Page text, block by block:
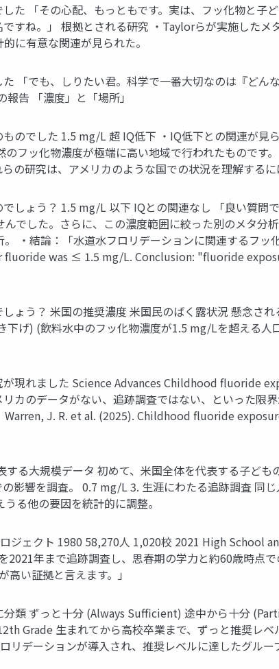
た 「その心配、もっともです。実は、フッ化物と子
すね。」 根拠とされる研究 ・Taylorらが実施したメ
に有意な関連が見られた。
「でも、しりたい君。科学で一番大切なのは『どん
告 「濃度」と「場所」
のでした 1.5 mg/L 超 IQ低下 ・IQ低下との関連が
フッ化物濃度が極端に高い地域で行われたもので
研究は、アメリカのような国での状況を理解するに
しょう？ 1.5 mg/L 以下 IQとの関連なし 「良い質問
でした。さらに、この濃度範囲に絞った別のメタ分
・結論：「水道水フロリデーションに関連するフッ
fluoride was ≤ 1.5 mg/L. Conclusion: "fluoride
ょう？ 米国の推奨濃度 米国民のばく露状況 懸念さ
げ) (飲料水中のフッ化物濃度が1.5 mg/Lを超える人
が現れました Science Advances Childhood fluoride
カのデータがない、追跡調査ではない、といった限
Warren, J. R. et al. (2025). Childhood fluoride
る大規模データ 初めて、米国全体を代表する子ど
影響を調査。 0.7 mg/L 3. 生涯にわたる追跡調査 同
る他の要因を統計的に調整。
ジェクト 1980 58,270人 1,020校 2021 High School
年まで追跡調査し、思春期の学力と約60歳時点
い証拠と言えます。」
類 ずっと十分 (Always Sufficient) 途中から十分
Grade 生まれてから高校卒業まで、ずっと推奨レベ
リデーションが導入され、推奨レベルに達したグル